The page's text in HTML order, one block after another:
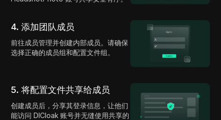
4. 添加团队成员
前往成员管理并创建内部成员。请确保
选择正确的成员组和配置文件组。
5. 将配置文件共享给成员
创建成员后，分享其登录信息，让他们
能访问 DICloak 账号并无缝使用共享的